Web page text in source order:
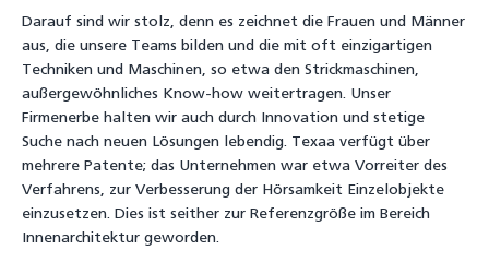
Darauf sind wir stolz, denn es zeichnet die Frauen und Männer
aus, die unsere Teams bilden und die mit oft einzigartigen
Techniken und Maschinen, so etwa den Strickmaschinen,
außergewöhnliches Know-how weitertragen. Unser
Firmenerbe halten wir auch durch Innovation und stetige
Suche nach neuen Lösungen lebendig. Texaa verfügt über
mehrere Patente; das Unternehmen war etwa Vorreiter des
Verfahrens, zur Verbesserung der Hörsamkeit Einzelobjekte
einzusetzen. Dies ist seither zur Referenzgröße im Bereich
Innenarchitektur geworden.